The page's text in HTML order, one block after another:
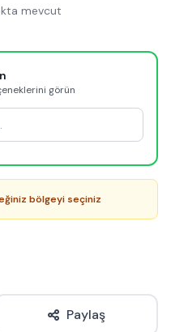
mevcut
görün
bölgeyi seçiniz
Paylaş